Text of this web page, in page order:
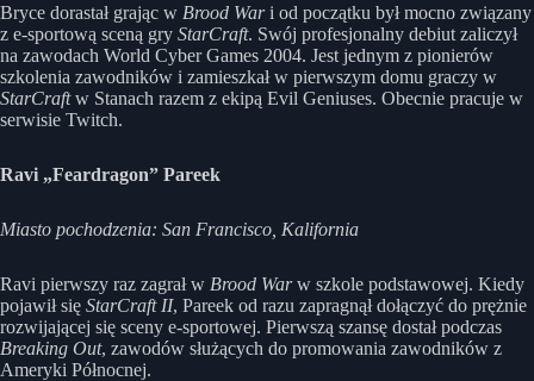
Bryce dorastał grając w Brood Wari od początku był mocno związany
z e-sportową sceną gry StarCraft. Swój profesjonalny debiut zaliczył
na zawodach World Cyber Games 2004. Jest jednym z pionierów
szkolenia zawodników i zamieszkał w pierwszym domu graczy w
StarCraftw Stanach razem z ekipą Evil Geniuses. Obecnie pracuje w
serwisie Twitch.
Ravi „Feardragon” Pareek
Miasto pochodzenia: San Francisco, Kalifornia
Ravi pierwszy raz zagrał w Brood Warw szkole podstawowej. Kiedy
pojawił się StarCraft II, Pareek od razu zapragnął dołączyć do prężnie
rozwijającej się sceny e-sportowej. Pierwszą szansę dostał podczas
Breaking Out, zawodów służących do promowania zawodników z
Ameryki Północnej.